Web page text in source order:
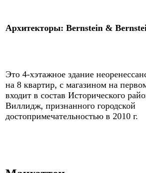
Архитекторы: Bernstein &
Это 4-хэтажное здание
на 8 квартир, с магазином на
входит в состав Исторического
Виллидж, признанного городской
достопримечательностью в 2010 г.